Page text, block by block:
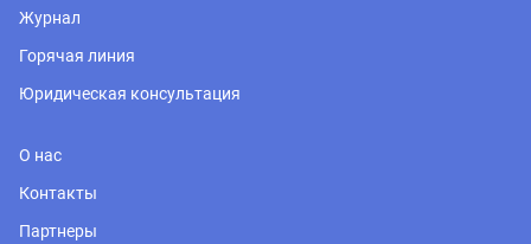
Журнал
Горячая линия
Юридическая консультация
О нас
Контакты
Партнеры